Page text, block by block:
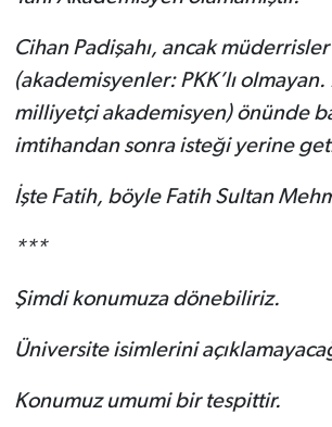
Cihan Padişahı, ancak müderrisler
(akademisyenler: PKK’lı
milliyetçi akademisyen) önünde
imtihandan sonra isteği yerine
İşte Fatih, böyle Fatih Sultan
***
Şimdi konumuza dönebiliriz.
Üniversite isimlerini
Konumuz umumi bir tespittir.